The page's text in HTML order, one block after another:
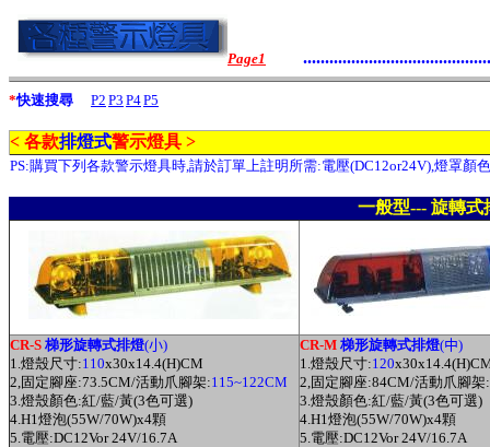
Page1
*快速搜尋 P2 P3 P4P5
< 各款排燈式警示燈具 >
PS:購買下列各款警示燈具時,請於訂單上註明所需:電壓(DC12or24V),燈罩顏
一般型--- 旋轉式
CR-S 梯形旋轉式排燈(小)
1.燈殼尺寸:110x30x14.4(H)CM
2,固定腳座:73.5CM/活動爪腳架:115~122CM
3.燈殼顏色:紅/藍/黃(3色可選)
4.H1燈泡(55W/70W)x4顆
5.電壓:DC12Vor 24V/16.7A
CR-M 梯形旋轉式排燈(中)
1.燈殼尺寸:120
2,固定腳座:84CM/活動爪腳架:
3.燈殼顏色:紅/藍/黃(3色可選)
4.H1燈泡(55W/70W)x4顆
5.電壓:DC12Vor 24V/16.7A